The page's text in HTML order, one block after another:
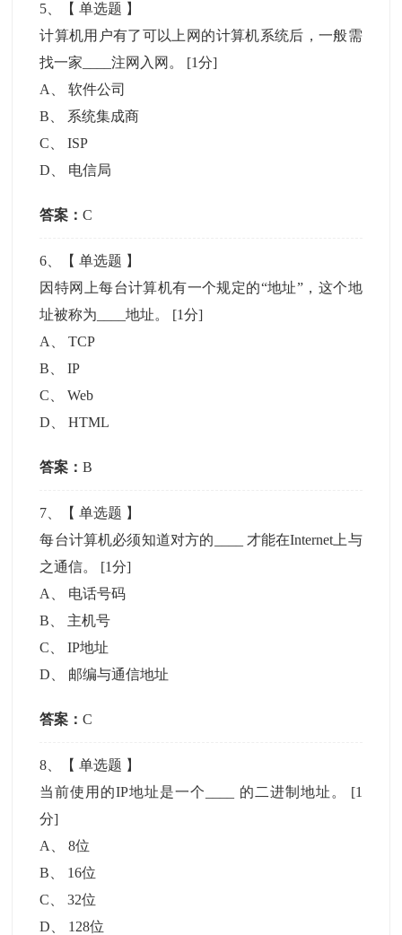
5 、【单选题 】
计算机用户有了可以上网的计算机系统后，一般需
找一家____注网入网。 [1分]
A
、软件公司
B
系统集成商
C 、ISP
D
电信局
答案：C
6 、【单选题 】
因特网上每台计算机有一个规定的“地址”，这个地
址被称为____地址。 [1分]
A
、TCP
B 、IP
C 、Web
D 、HTML
答案：B
7 、【单选题 】
每台计算机必须知道对方的____ 才能在Internet上与
之通信。 [1分]
A
电话号码
B
主机号
C 、IP地址
D
邮编与通信地址
答案：C
8 、【单选题 】
当前使用的IP地址是一个____ 的二进制地址。 [1
分]
A
、8位
B
16位
C 、32位
D
128位